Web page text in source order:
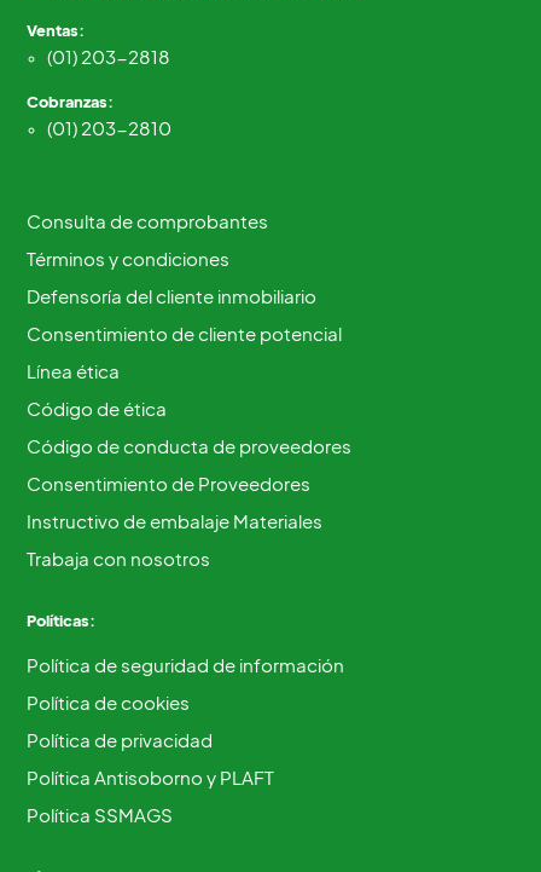
Ventas:
(01) 203-2818
Cobranzas:
(01) 203-2810
Consulta de comprobantes
Términos y condiciones
Defensoría del cliente inmobiliario
Consentimiento de cliente potencial
Línea ética
Código de ética
Código de conducta de proveedores
Consentimiento de Proveedores
Instructivo de embalaje Materiales
Trabaja con nosotros
Políticas:
Política de seguridad de información
Política de cookies
Política de privacidad
Política Antisoborno y PLAFT
Política SSMAGS